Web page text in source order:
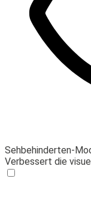
Sehbehinderten-
Verbessert die